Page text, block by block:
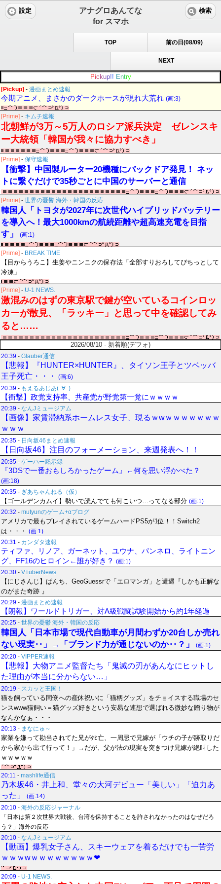
アナグロあんてな
for スマホ
設定 検索
TOP 前の日(08/09)
NEXT
Pic kup!! Entry
[Pickup] - 漫画まとめ速報
今期アニメ、まさかのダークホースが現れ大荒れ (画:3)
[Prime] - キムチ速報
北朝鮮が3万～5万人のロシア派兵決定 ゼレンスキ
ー大統領「韓国が我々に協力すべき」
[Prime] - 保守速報
【衝撃】中国製ルーター20機種にバックドア発見！ ネッ
トに繋ぐだけで35秒ごとに中国のサーバーと通信
[Prime] - 世界の憂鬱 海外・韓国の反応
韓国人「トヨタが2027年に次世代ハイブリッドバッテリー
を導入へ！最大1000kmの航続距離や超高速充電を目指
す」
(画:1)
[Prime] - BREAK TIME
【目からうろこ】生姜やニンニクの保存法「全部すりおろしてぴちっとして
冷凍」
[Prime] - U-1 NEWS.
激混みのはずの東京駅で鍵が空いているコインロッ
カーが散見、「ラッキー」と思って中を確認してみ
ると……
2026/08/10 - 新着順(デフォ)
20:39 - Glauber通信
【悲報】『HUNTER×HUNTER』、タイソン王子とツベッバ
王子死亡・・・
(画:6)
20:39 - もえるあじあ(･∀･)
【衝撃】政党支持率、共産党が野党第一党にｗｗｗｗ
20:39 - なんJミュージアム
【画像】家賃滞納系ホームレス女子、現るｗwｗｗｗｗｗｗｗ
ｗｗｗ
20:35 - 日向坂46まとめ速報
【日向坂46】注目のフォーメーション、来週発表へ！！
20:35 - ゲーハー黙示録
『3DSで一番おもしろかったゲーム』←何を思い浮かべた？
(画:18)
20:35 - ぎあちゃんねる（仮）
【ゴールデンカムイ】勢いで読んでても何こいつ…ってなる部分 (画:1)
20:32 - mutyunのゲーム+αブログ
アメリカで最もプレイされているゲームハードPS5が1位！！Switch2
は・・・
(画:1)
20:31 - カンダタ速報
ティファ、リノア、ガーネット、ユウナ、パンネロ、ライトニン
グ、FF16のヒロイン←誰が好き？ (画:1)
20:30 - VTuberNews
【にじさんじ】ぱんち、GeoGuessrで「エロマンガ」と遭遇『しかも正解な
のがまた奇跡 』
20:29 - 漫画まとめ速報
【朗報】ワールドトリガー、対A級戦闘試験開始から約1年経過
20:25 - 世界の憂鬱 海外・韓国の反応
韓国人「日本市場で現代自動車が月間わずか20台しか売れ
ない現実‥」→「ブランド力が通じないのか‥？」
(画:1)
20:20 - VIPPER速報
【悲報】大物アニメ監督たち「鬼滅の刃があんなにヒットし
た理由が本当に分からない…」
20:19 - スカッと王国！
猫を飼っている同僚への産休祝いに「猫柄グッズ」をチョイスする職場のセ
ンスwww猫飼い＝猫グッズ好きという安易な連想で選ばれる微妙な贈り物が
なんかなぁ・・・
20:13 - まなにゅ～
家業を嫌って勘当されてた兄がﾀﾋ亡、一周忌で兄嫁が「ウチの子が跡取りだ
から家から出て行って！」→だが、父が法の現実を突きつけ兄嫁が絶叫した
ｗｗｗｗｗ
20:11 - mashlife通信
乃木坂46・井上和、堂々の大河デビュー「美しい」「迫力あ
った」
(画:14)
20:10 - 海外の反応ジャーナル
「日本は第２次世界大戦後、台湾を保持することを許されなかったのはなぜだろ
う？」海外の反応
20:10 - なんJミュージアム
【動画】爆乳女子さん、スキーウェアを着るだけでも一苦労
ｗｗｗwｗｗｗｗｗｗｗｗ❤
20:09 - U-1 NEWS.